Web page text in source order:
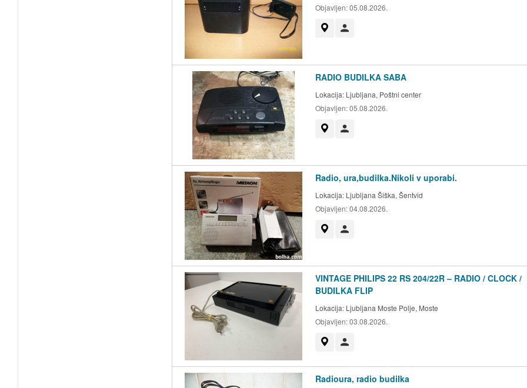
Objavljen:05.08.2026.
RADIO BUDILKA SABA
Lokacija: Ljubljana, Poštni center
Objavljen:05.08.2026.
Radio, ura,budilka.Nikoli v uporabi.
Lokacija: Ljubljana Šiška, Šentvid
Objavljen:04.08.2026.
VINTAGE PHILIPS 22 RS 204/22R – RADIO / CLOCK /
BUDILKA FLIP
Lokacija: Ljubljana Moste Polje, Moste
Objavljen:03.08.2026.
Radioura, radio budilka